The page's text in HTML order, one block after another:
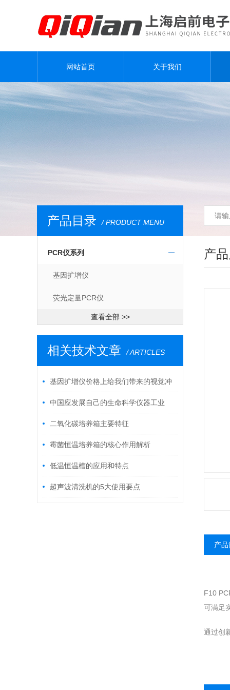
网站首页 关于我们
产品目录 / PRODUCT MENU
PCR仪系列
基因扩增仪
荧光定量PCR仪
查看全部 >>
相关技术文章 / ARTICLES
基因扩增仪价格上给我们带来的视觉冲
击 中国应发展自己的生命科学仪器工业
二氧化碳培养箱主要特征
霉菌恒温培养箱的核心作用解析
低温恒温槽的应用和特点
超声波清洗机的5大使用要点
产
产
F10
可满足
通过创